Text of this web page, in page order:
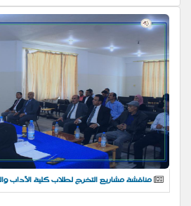
مناقشة مشاريع التخرج لطلاب كلية الآداب